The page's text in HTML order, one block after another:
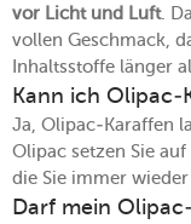
vor Licht und Luft.
vollen Geschmack,
Inhaltsstoffe länger
Kann ich Olipac-
Ja, Olipac-Karaffen
Olipac setzen Sie
die Sie immer
Darf mein